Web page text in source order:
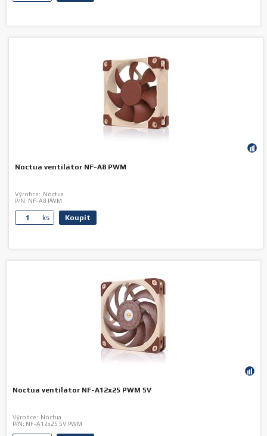
Noctua ventilátor NF-A8 PWM
Výrobce: Noctua
P/N: NF-A8 PWM
ks. Koupit
Noctua ventilátor NF-A12x25 PWM 5V
Výrobce: Noctua
P/N: NF-A12x25 5V PWM